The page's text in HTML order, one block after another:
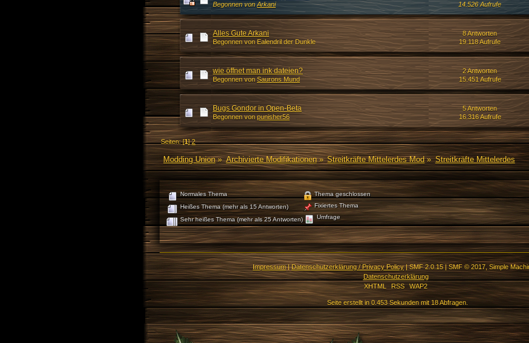
Begonnen von Arkani
14.526 Aufrufe
Alles Gute Arkani
Begonnen von Ealendril der Dunkle
8 Antworten
19.118 Aufrufe
wie öffnet man ink dateien?
Begonnen von Saurons Mund
2 Antworten
15.451 Aufrufe
Bugs Gondor in Open-Beta
Begonnen von punisher56
5 Antworten
16.316 Aufrufe
Seiten: [1]2
Modding Union» Archivierte Modifikationen» Streitkräfte Mittelerdes Mod» Streitkräfte Mittelerdes
Normales Thema
Heißes Thema (mehr als 15 Antworten)
Sehr heißes Thema (mehr als 25 Antworten)
Thema geschlossen
Fixiertes Thema
Umfrage
Impressum|Datenschutzerklärung / Privacy Policy|SMF 2.0.15|SMF © 2017,Simple
Datenschutzerklärung
XHTML
RSS WAP2
Seite erstellt in 0.453 Sekunden mit 18 Abfragen.